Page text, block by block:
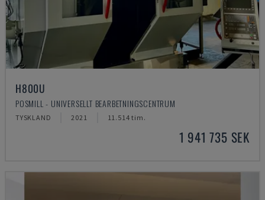
H800U
POSMILL - UNIVERSELLT BEARBETNINGSCENTRUM
TYSKLAND 2021 11.514 tim.
1 941 735 SEK